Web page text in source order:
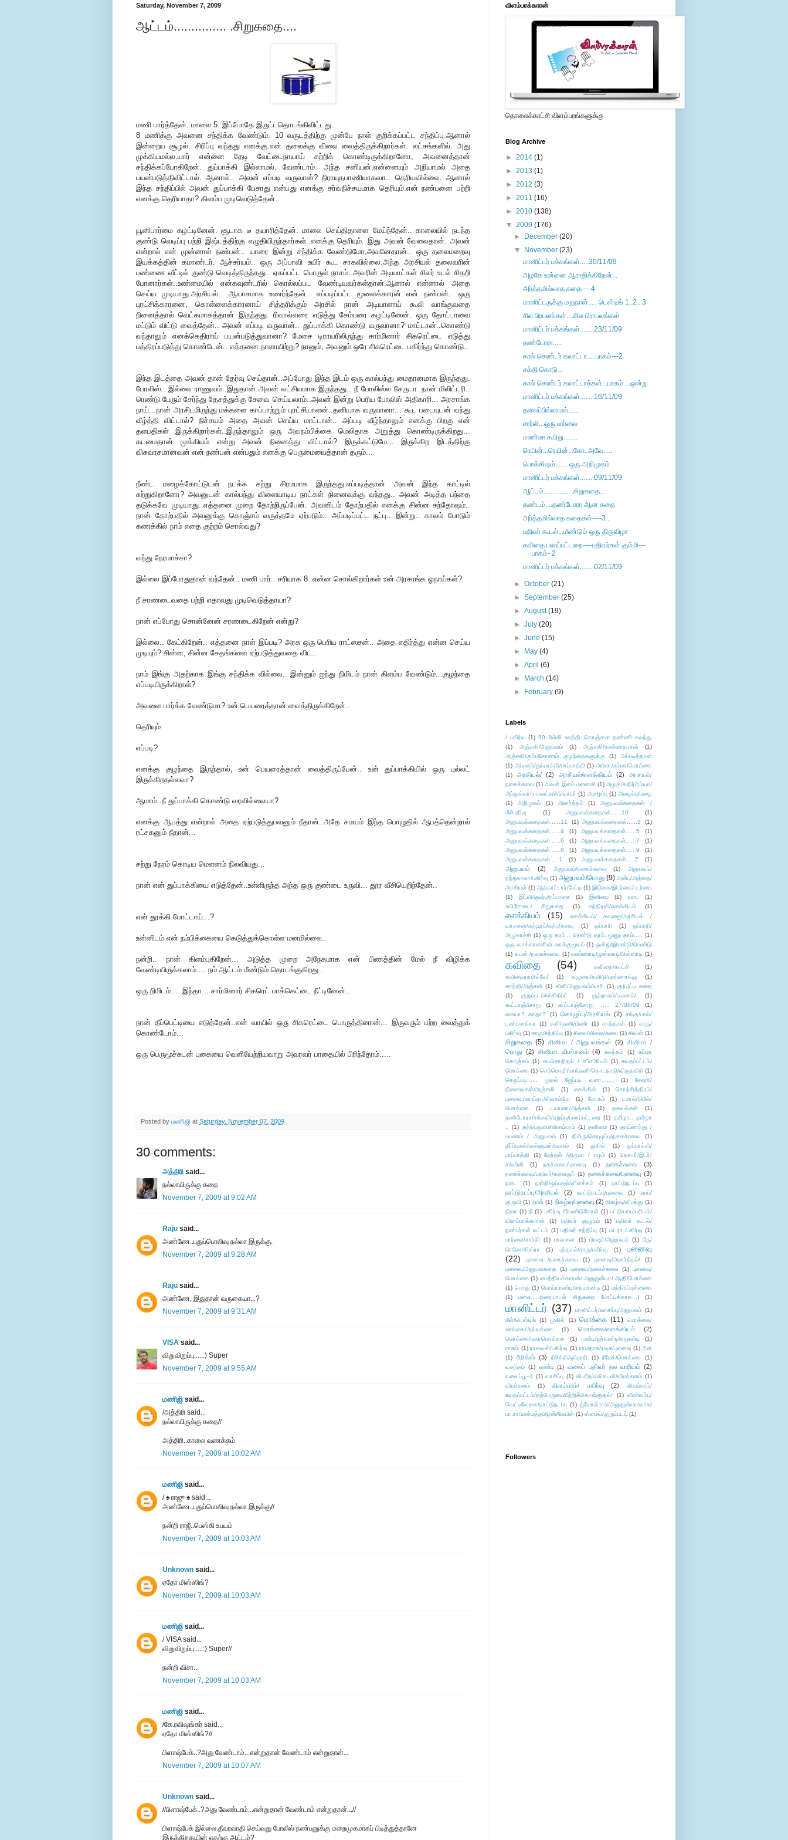
Saturday, November 7, 2009
ஆட்டம்............... .சிறுகதை....
மணி பார்த்தேன். மாலை 5. இப்போதே இருட்டதொடங்கிவிட்டது.
8 மணிக்கு அவனை சந்திக்க வேண்டும். 10 வருடத்திற்கு முன்பே நாள் குறிக்கப்பட்ட சந்திப்பு.ஆனால்
இன்றைய சூழல். சிரிப்பு வந்தது எனக்கு.என் தலைக்கு விலை வைத்திருக்கிறார்கள். லட்சங்களில். அது
முக்கியமல்ல.யார் என்னை தேடி வேட்டைநாயாய் சுற்றிக் கொண்டிருக்கிறானோ, அவனைத்தான்
சந்திக்கப்போகிறேன். துப்பாக்கி இல்லாமல். வேண்டாம். அந்த சனியன்.என்னையும் அறியாமல் அதை
பயன்படுத்திவிட்டால். ஆனால்.. அவன் எப்படி வருவான்? நிராயுதபாணியாகவா.. தெரியவில்லை. ஆனால்
இந்த சந்திப்பில் அவன் துப்பாக்கி பேசாது என்பது எனக்கு சர்வநிச்சயமாக தெரியும்.என் நண்பனை பற்றி
எனக்கு தெரியாதா? கிளம்ப முடிவெடுத்தேன்..
யூனிபார்மை கழட்டினேன். சூடாக டீ தயாரித்தேன். மாலை செய்திதாளை மேய்ந்தேன்.. காலையில் நடந்த
குண்டு வெடிப்பு பற்றி இஷ்டத்திற்கு எழுதியிருந்தார்கள்..எனக்கு தெரியும். இது அவன் வேலைதான். அவன்
என்றால் என் முன்னாள் நண்பன்.. யாரை இன்று சந்திக்க வேண்டுமோ,அவனேதான்.. ஒரு தலைமறைவு
இயக்கத்தின் கமாண்டர். ஆச்சர்யம்.. ஒரு அப்பாவி உயிர் கூட சாகவில்லை.அந்த அரசியல் தலைவரின்
பண்ணை வீட்டில் குண்டு வெடித்திருந்தது.. ஏகப்பட்ட பொருள் நாசம்..அவரின் அடியாட்கள் சிலர் உடல் சிதறி
போனார்கள்..உண்மையில் என்கவுண்டரில் கொல்லப்பட வேண்டியவர்கள்தான்.ஆனால் என்னால் அதை
செய்ய முடியாது.அரசியல்.. ஆயாசமாக உணர்ந்தேன்.. எப்படிப்பட்ட மூளைக்காரன் என் நண்பன்.. ஒரு
புரட்சிக்காரனை, கொள்ளைக்காரனாய் சித்தரிக்கும் அரசில் நான் அடியாளாய் கூலி வாங்குவதை
நினைத்தால் வெட்கமாகத்தான் இருந்தது. ரிவால்வரை எடுத்து சேம்பரை கழட்டினேன். ஒரு தோட்டாவை
மட்டும் விட்டு வைத்தேன்.. அவன் எப்படி வருவான்.. துப்பாக்கி கொண்டு வருவானா? மாட்டான்..கொண்டு
வந்தாலும் எனக்கெதிராய் பயன்படுத்துவானா? மேசை டிராயரிலிருந்து சார்மினார் சிகரெட்டை எடுத்து
பத்திரப்படுத்து கொண்டேன்.. எத்தனை நாளாயிற்று? நானும், அவனும் ஒரே சிகரெட்டை பகிர்ந்து கொண்டு..
இந்த இடத்தை அவன் தான் தேர்வு செய்தான்..அப்போது இந்த இடம் ஒரு கால்பந்து மைதானமாக இருந்தது.
போலிஸ்.. இல்லை ராணுவம்..இதுதான் அவன் லட்சியமாக இருந்தது.. நீ போலிஸ்ல சேருடா..நான் மிலிட்டரி..
ரெண்டு பேரும் சேர்ந்து தேசத்துக்கு சேவை செய்யலாம்..அவன் இன்று பெரிய போலிஸ் அதிகாரி... அரசாங்க
நாய்...நான் அரசிடமிருந்து மக்களை காப்பாற்றும் புரட்சியாளன்..தனியாக வருவானா... கூட படையுடன் வந்து
வீழ்த்தி விட்டால்? நிச்சயம் அதை அவன் செய்ய மாட்டான்.. அப்படி வீழ்ந்தாலும் எனக்கு பிறகு என்
தளபதிகள் இருக்கிறார்கள்..இருந்தாலும் ஒரு அவநம்பிக்கை மெலிதாக அறுத்து கொண்டிருக்கிறது...
கடமைதான் முக்கியம் என்று அவன் நினைத்து விட்டால்? இருக்கட்டுமே... இருக்கிற இடத்திற்கு
விசுவாசமானவன் என் நண்பன் என்பதும் எனக்கு பெருமையைத்தான் தரும்...
நீண்ட மழைக்கோட்டுடன் நடக்க சற்று சிரமமாக இருந்தது.எப்படித்தான் அவன் இந்த காட்டில்
சுற்றுகிறானோ? அவனுடன் கால்பந்து விளையாடிய நாட்கள் நினைவுக்கு வந்தது.. அவன் அடித்த பந்தை
தடுக்கவே முடியாது..எத்தனை முறை தோற்றிருப்பேன். அவனிடம் தோற்பதில் எனக்கு சின்ன சந்தோஷம்..
நான் தோற்பதில் அவனுக்கு கொஞ்சம் வருத்தமே ஏற்படும்.. அப்படிப்பட்ட நட்பு.. இன்று.. காலம் போடும்
கணக்கில் நாம் எதை குற்றம் சொல்வது?
வந்து நேரமாச்சா?
இல்லை இப்போதுதான் வந்தேன்.. மணி பார்.. சரியாக 8..என்ன சொல்கிறார்கள் உன் அரசாங்க ஓநாய்கள்?
நீ சரணடைவதை பற்றி எதாவது முடிவெடுத்தாயா?
நான் எப்போது சொன்னேன் சரணடைகிறேன் என்று?
இல்லை.. கேட்கிறேன்.. எத்தனை நாள் இப்படி? அரசு ஒரு பெரிய ராட்ஸசன்.. அதை எதிர்த்து என்ன செய்ய
முடியும்? சின்ன, சின்ன சேதங்களை ஏற்படுத்துவதை விட..
நாம் இங்கு அதற்காக இங்கு சந்திக்க வில்லை.. இன்னும் ஐந்து நிமிடம் நான் கிளம்ப வேண்டும்...குழந்தை
எப்படியிருக்கிறாள்?
அவளை பார்க்க வேண்டுமா? உன் பெயரைத்தான் வைத்திருக்கிறேன்..
தெரியும்
எப்படி?
எனக்கு குழந்தை இருந்தால், உன் பெயரைத்தான் வைத்திருப்பேன்.. உன் துப்பாக்கியில் ஒரு புல்லட்
இருக்கிறதல்லவா?
ஆமாம்..நீ துப்பாக்கி கொண்டு வரவில்லையா?
எனக்கு ஆபத்து என்றால் அதை ஏற்படுத்துபவனும் நீதான்..அதே சமயம் இந்த பொழுதில் ஆபத்தென்றால்
ரட்சகனும் நீதான்...
சற்று நேரம் கொடிய மெளனம் நிலவியது...
நான் என் துப்பாக்கியை எடுத்தேன்..உள்ளிருந்த அந்த ஒரு குண்டை உருவி... தூர வீசியெறிந்தேன்..
என் தூக்கி போட்டாய்...?
உன்னிடம் என் நம்பிக்கையை கெடுத்துக்கொள்ள மனமில்லை..
நன்றி.. நான் கிளம்புகிறேன்... அடுத்த முறை அநேகமாக என் பிணத்தின் மேல் நீ விழிக்க
வேண்டியிருக்கலாம்.... நம் ஆட்டம் மீண்டும் தொடங்குகிறது..
ஒரு நிமிடம்.... இந்தா... சார்மினார் சிகரெட் பாக்கெட்டை நீட்டினேன்..
நான் தீப்பெட்டியை எடுத்தேன்..என் வாயில் ஒரு சிகரெட்டை பொருத்தினான்... இருவரும் பற்ற வைத்துக்
கொண்டோம்...
ஒரு பெருமூச்சுடன் புகையை வெளியேற்றியவாறு அவரவர் பாதையில் பிரிந்தோம்.....
Posted by மணிஜி at Saturday, November 07, 2009
30 comments:
அத்திரி said...
நல்லாயிருக்கு கதை
November 7, 2009 at 9:02 AM
Raju said...
அண்ணே..புதுப்பொலிவு நல்லா இருக்கு.
November 7, 2009 at 9:28 AM
Raju said...
அண்ணே, இதுதான் வருகையா...?
November 7, 2009 at 9:31 AM
VISA said...
விறுவிறுப்பு.....:) Super
November 7, 2009 at 9:55 AM
மணிஜி said...
/அத்திரி said...
நல்லாயிருக்கு கதை//
அத்திரி..காலை வணக்கம்
November 7, 2009 at 10:02 AM
மணிஜி said...
/ ♠ ராஜு ♠ said...
அண்ணே..புதுப்பொலிவு நல்லா இருக்கு//
நன்றி ராஜீ..பெஸ்கி உபயம்
November 7, 2009 at 10:03 AM
Unknown said...
ஏதோ மிஸ்ஸிங்?
November 7, 2009 at 10:03 AM
மணிஜி said...
/ VISA said...
விறுவிறுப்பு.....:) Super//
நன்றி விசா...
November 7, 2009 at 10:03 AM
மணிஜி said...
/கே.ரவிஷங்கர் said...
ஏதோ மிஸ்ஸிங்?//
பிளாஷ்பேக்..?அது வேண்டாம்...என்றுதான் வேண்டாம் என்றுதான்...
November 7, 2009 at 10:07 AM
Unknown said...
//பிளாஷ்பேக்..?அது வேண்டாம்...என்றுதான் வேண்டாம் என்றுதான்...//
பிளாஷ்பேக் இல்லை.தீவரவாதி செய்வது போலீஸ் நண்பனுக்கு மறைமுகமாகப் பிடித்துத்தானே
இருக்கிறது.பின் எதற்கு ஆட்டம்?
விளம்பரக்காரன்
தொலைக்காட்சி விளம்பரங்களுக்கு
Blog Archive
► 2014 (1)
► 2013 (1)
► 2012 (3)
► 2011 (16)
► 2010 (138)
▼ 2009 (176)
►
December(20)
▼
November(23)
மானிட்டர் பக்கங்கள்.....30/11/09
அழகே உன்னை ஆராதிக்கிறேன்...
அர்த்தமில்லாத கதை----4
மானிட்டருக்கு மறுநாள்..... டெஸ்டிங் 1..2...3
சில பிரபலங்கள்....சில பிராபலங்கள்
மானிட்டர் பக்கங்கள்........23/11/09
தண்டோரா.....
கால் செண்டர் கலாட்டா.....பாகம்---2
சக்தி கொடு...
கால் செண்டர் கலாட்டாக்கள்...பாகம் ...ஒன்று
மானிட்டர் பக்கங்கள்........16/11/09
தலைப்பில்லாமல்......
சார்லி...ஒரு பார்வை
மணிலா கயிறு........
ரெயின்...ரெயின்...கோ..அவே.....
பொக்கிஷம்....... ஒரு அறிமுகம்
மானிட்டர் பக்கங்கள்........09/11/09
ஆட்டம்............... .சிறுகதை....
தண்டம்....தண்டோரா ஆன கதை
அர்த்தமில்லாத கதைகள்----3..
பதிவர் கூடல்...மீண்டும் ஒரு திருவிழா
கவிதை பலாப்பட்டறை----பதிவர்கள் கும்மி---
பாகம்- 2
மானிட்டர் பக்கங்கள்........02/11/09
►October(21)
►September(25)
►August(19)
►July(20)
►June(15)
►
May(4)
►April(6)
►
March(14)
►
February(9)
Labels
/ பகிர்வு (1) 90 மில்லி ஊத்தி..கொஞ்சமா தண்ணி கலந்து
(1)
அஞ்சலி/அனுபவம் (1) அஞ்சலி/கண்ணதாசன்
(1)
அஞ்சலி/கும்பகோணம் குழந்தைகளுக்கு
(1)
அப்படித்தான்
(1) அப்பளம்/துப்பாக்கி/பாப்பாத்தி (1) அம்மா/சும்மா/மொக்கை
(1)
அரசியல்/ (2) அரசியல்/எளக்கியம் (2)
அரசியல்/
நகைச்சுவை (1) அவள் இளம் மனைவி (1) அழகு/கதிர்/ரம்யா/
அப்துல்லா/ராமலட்சுமி/தொடர் (1) அழைப்பு (1) அழைப்பு/மழை
(1)
அறிமுகம் (1) அனர்த்தம் (1)
அனுபவக்கதைகள் /
மீள்பதிவு
(1) அனுபவக்கதைகள்......10
(1)
அனுபவக்கதைகள்......11
(1) அனுபவக்கதைகள்......3
(1)
அனுபவக்கதைகள்......4
(1) அனுபவக்கதைகள்......5
(1)
அனுபவக்கதைகள்......6
(1) அனுபவக்கதைகள்......7
(1)
அனுபவக்கதைகள்......8
(1) அனுபவக்கதைகள்......9
(1)
அனுபவக்கதைகள்.....1
(1) அனுபவக்கதைகள்.....2 (1)
அனுபவம் (2) அனுபவம்/நகைச்சுவை (1)
அனுபவம்/
நந்தலாலா/பகிர்வு (1) அனுபவம்/பொது (9) அன்பு/அத்தை/
அரசியல் (1) ஆற்காட்டார்/பேட்டி (1) இடுகை/இடர்கை/படர்கை
(1)
இட்லி/குஷ்பு/நப்பாசை (1) இனிமை (1) உடை
(1)
உயிரோடை/ சிறுகதை
(1) எந்திரன்/எளக்கியம் (1)
எளக்கியம் (15)
எளக்கியம்/ கவுஜை/அரசியல் /
வாசனை/கற்பூரம்/கற்பு/களவு
(1) ஒப்பாரி (1)
ஒப்பாரி/
அழுகாச்சி (1) ஒரு தரம்... ரெண்டு தரம்..மூணு தரம்..... (1)
ஒரு வாக்காளனின் வாக்குமூலம் (1) ஒன்று/இரண்டு/பெண்டு
(1) கடன் /நகைச்சுவை (1) கண்ணாடி/முன்னாடி/பின்னாடி (1)
கவிதை (54) கவிதை/காட்சி
(1)
கவிதையாமில்லே/
(1) கழுதை/தவிடு/புண்ணாக்கு
(1)
காந்தி/அஞ்சலி (1) கிளி/அனுபவம்/லாரி (1) கு(பு)ட்டி கதை
(1)
குறும்படம்/ஸ்கிரிப்ட் (1) குற்றாலம்/பயணம்/
(1)
கூட்டாஞ்சோறு
(1) கூட்டாஞ்சோறு ...... 27/06/09
(1)
கையா? காதா?
(1) கொழுப்பு/அரசியல் (2)
சங்கு/பால்/
டண்டனக்கா
(1) சனி/மணி/பிணி (1) சாத்தான் (1) சாரு/
பகிர்வு (1) சாரு/சந்திப்பு (1) சிலை/விலை/கலை (1) சிவன் (1)
சிறுகதை (5) சினிமா / அனுபவங்கள் (2)
சினிமா /
பொது (2) சினிமா விமர்சனம் (4) சுகந்தம் (1)
சும்மா
கொஞ்சம் (1) சுயசொறிதல் / எ”ள”கியம் (1) சுயதம்பட்டம்/
மொக்கை (1) செம்மொழி/மாங்கனி/கொடநாடு/விருதகிரி (1)
செருப்படி...... முதல் ஜேப்படி வரை.......
(1)
சேஷூ/
நினைவுகள்/அஞ்சலி
(1) சைக்கிள் (1)
சொற்சித்திரம்/
புனைவு/வாய்தா/சிவசம்போ
(1) சோகம் (1)
டமால்/டுமீல்/
மொக்கை
(1) டயானா/அஞ்சலி (1) தகவல்கள்
(1)
தண்டோரா/சங்கவி/எறும்பு/பலாப்பட்டறை (1) தமிழா.. தமிழா
.. (1) தற்பெருமை/விளம்பரம் (1) தனிமை (1) தாய்லாந்து /
பயணம் / அனுபவம்
(1) திமிரு/கொழுப்பு/நகைச்சுவை
(1)
தீர்ப்புகள்/வள்ளுவர்/உலகம்
(1) துகில் (1)
துப்பாக்கி/
பாப்பாத்தி
(1) தேர்தல் /திருமா / ஈழம் (1)
தொடர்/இடர்/
சங்கிலி
(1) நகச்சுவை/புனைவு (1) நகைச்சுவை (3)
நகைச்சுவை/பதிவர்/கலைஞர் (1) நகைச்சுவை/புனைவு (3)
நடை (1) நன்றி/ஒப்புதல்/விளக்கம் (1) நாட்டுநடப்பு (1)
நாட்டுநடப்பு/அரசியல் (2) நாட்டுநடப்பு/புனைவு (1)
நாய்/
குருவி (1) நான் (1) நிகழ்வு/புனைவு (2) நிகழ்வு/விபத்து (1)
நிலா (1) நீ (1) பகிர்வு /வேண்டுகோள் (1) பட்டு/பாரம்பரியம்/
விளம்பரக்காரன்
(1) பதிவர் குழுமம் (1)
பதிவர் கூடல்/
நண்பர்கள் வட்டம் (1) பதிவர் சந்திப்பு (1) பா.ரா /பகிர்வு (1)
பார்வை/சார்லி
(1) பாவனை (1) பிரஷர்/அனுபவம் (1) பீரு/
ரெமோ/கிஸ்ரா
(1) புத்தகம்/சாரு/பகிர்வு (1)
புனைவு
(22)
புனைவு /நகைச்சுவை (1) புனைவு/அனர்த்தம்/
(1)
புனைவு/அனுபவகதை (1) புனைவு/நகைச்சுவை (1) புனைவு/
மொக்கை (1) பைத்தியக்காரன்/ அனுஜன்யா/ ஆதி/மொக்கை
(1) பொது (1) பொய்யாண்டி/நையாண்டி (1) மந்திரப்புன்னகை
(1)
மனசு.....(உரையாடல் சிறுகதை போட்டிக்காக...) (1)
மானிட்டர் (37) மானிட்டர்/வாசிப்பு/அனுபவம் (1)
மீள்/டெஸ்டிங் (1) முகில் (1) மொக்கை (11) மொக்கை/
ஊக்கை/அல்லக்கை
(1) மொக்கை/எளக்கியம் (2)
மொக்கை/மகாமொக்கை (1) ரண்டி/ஜர்கண்டி/ஏமூண்டி
(1)
ராகம் (1) ராகவன்/பகிர்வு (1) ராமதாசு/ரவுசு/புனைவு (1) ரீமா
(1)
ரீமிக்ஸ் (3) ரீமிக்ஸ்/ஒப்பாரி (1) ரீமேக்/மொக்கை
(1)
வசந்தம் (1) வண்டி (1) வலைப் பதிவர் நல வாரியம் (2)
வலைப்பூ--1 (1) வாசிப்பு (1) விபரீதம்/விகடன்/விமர்சனம் (1)
விமர்சனம்
(1) விளம்பரம்/ பகிர்வு (2)
விளம்பரம்/
சுயதம்பட்டம்/தற்பெருமை/பீற்றிக்கொள்ளுதல்/
(1) வீண்வம்பு/
வெட்டிவேலை/நாட்டுநடப்பு (1) ஜ்யோவ்ராம்/அனுஜன்யா/வாசு/
பா.ரா/உண்மத்தமிழன்/கேபிள் (1) ஸ்மைல்/குறும்படம் (1)
Followers